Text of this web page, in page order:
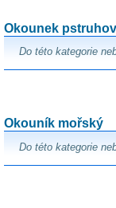
Okounek
Do této kategorie
Okouník mořský
Do této kategorie